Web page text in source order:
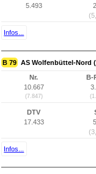
5.493
Infos...
B 79 AS Wolfenbüttel-Nord
Nr.
10.667
(7.847)
B-
DTV
17.433
Infos...